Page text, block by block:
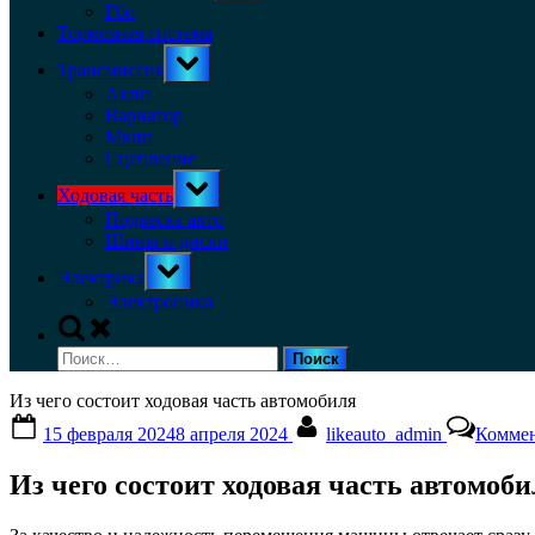
Гбо
Тормозная система
Трансмиссия
Toggle
sub-
Акпп
Вариатор
Мкпп
Сцепление
Ходовая часть
Toggle
sub-
menu
Подвеска авто
Шины и диски
Электрика
Toggle
sub-
menu
Электроника
Toggle
search
form
Найти:
Из чего состоит ходовая часть автомобиля
on
15 февраля 20248 апреля 2024 likeauto_admin
Из чего состоит ходовая часть